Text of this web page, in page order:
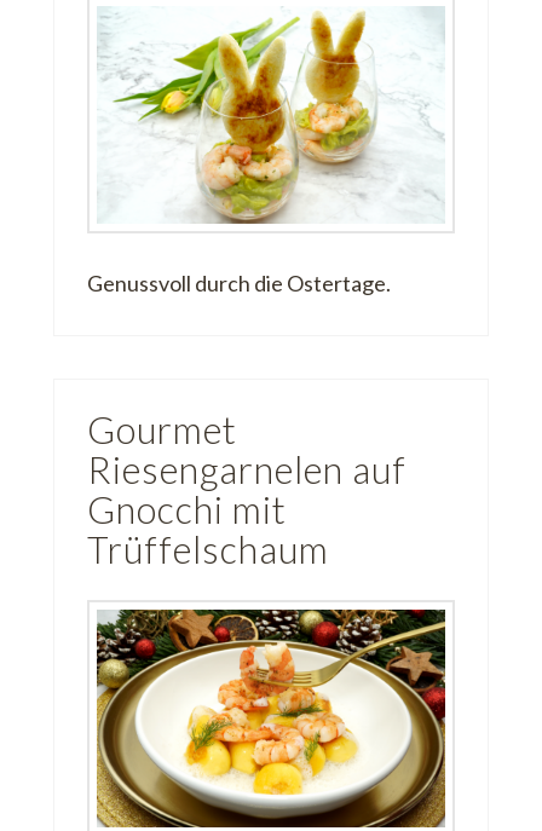
Genussvoll durch die Ostertage.
Gourmet
Riesengarnelen auf
Gnocchi mit
Trüffelschaum